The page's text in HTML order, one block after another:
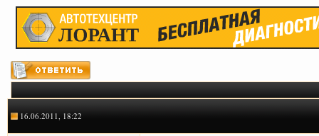
16.06.2011, 18:22